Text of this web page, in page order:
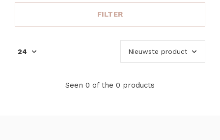
FILTER
Seen 0 of the 0 products